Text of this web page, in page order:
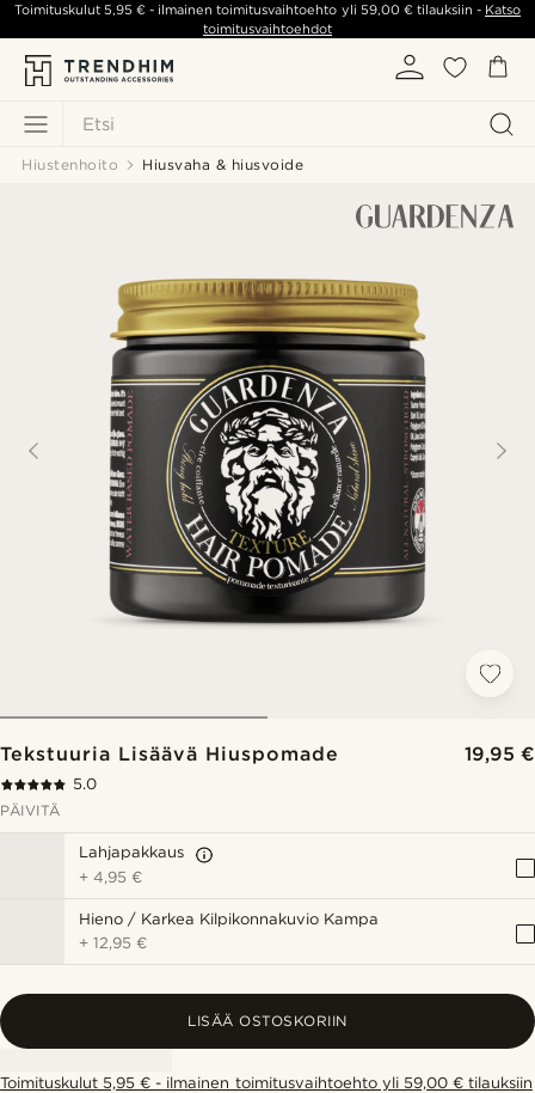
Etsi
Toimituskulut5,95 € - ilmainen toimitusvaihtoehto yli 59,00 €tilauksiin - Katso
toimitusvaihtoehdot
Hiustenhoito Hiusvaha & hiusvoide
Tekstuuria Lisäävä Hiuspomade 19,95 €
5.0
PÄIVITÄ
Lahjapakkaus
+4,95 €
Hieno / Karkea Kilpikonnakuvio Kampa
+12,95 €
LISÄÄ OSTOSKORIIN
Toimituskulut 5,95 € - ilmainen toimitusvaihtoehto yli 59,00 € tilauksiin